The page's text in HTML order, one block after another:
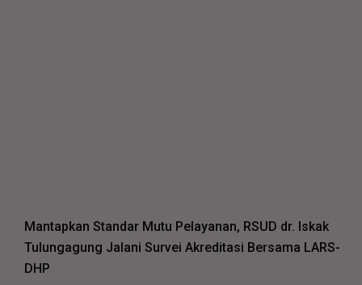
Mantapkan Standar Mutu Pelayanan, RSUD dr. Iskak
Tulungagung Jalani Survei Akreditasi Bersama LARS-
DHP